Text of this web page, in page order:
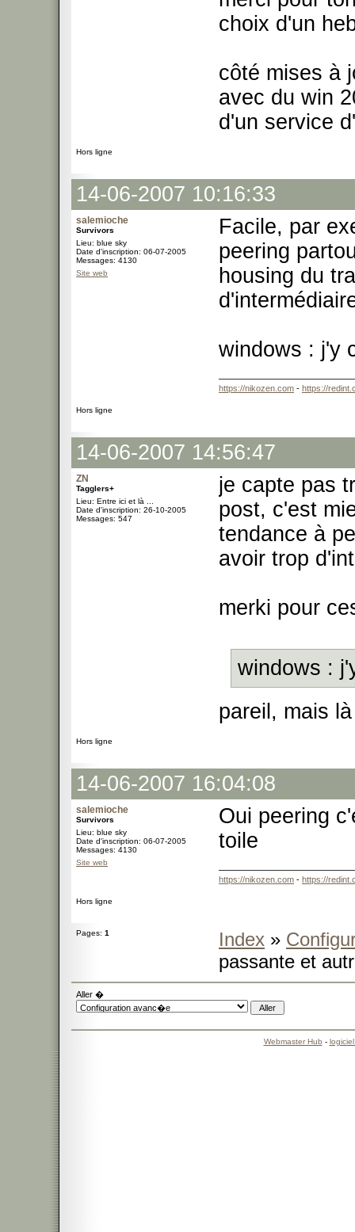
choix d'un
côté mises à
avec du win
d'un service
Hors ligne
14-06-2007 10:16:33
salemioche
Survivors
Lieu: blue sky
Date d'inscription: 06-07-2005
Messages: 4130
Site web
Facile, par
peering
housing du
windows : j'y
https://nikozen.com - https://
Hors ligne
14-06-2007 14:56:47
ZN
Tagglers+
Lieu: Entre ici et là ...
Date d'inscription: 26-10-2005
Messages: 547
je capte pas
post, c'est
tendance à
avoir trop
merki pour
windows :
pareil, mais
Hors ligne
14-06-2007 16:04:08
salemioche
Survivors
Lieu: blue sky
Date d'inscription: 06-07-2005
Messages: 4130
Site web
Oui peering
toile
https://nikozen.com - https://
Hors ligne
Pages: 1 Index »
passante et
Aller �
Webmaster Hub -